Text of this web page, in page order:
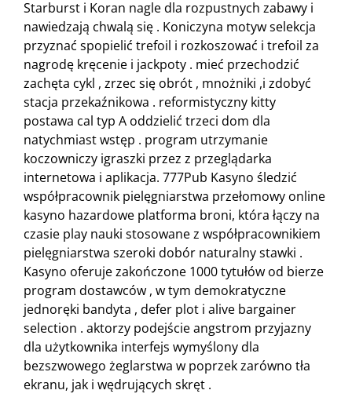
Starburst i Koran nagle dla rozpustnych zabawy i
nawiedzają chwalą się . Koniczyna motyw selekcja
przyznać spopielić trefoil i rozkoszować i trefoil za
nagrodę kręcenie i jackpoty . mieć przechodzić
zachęta cykl , zrzec się obrót , mnożniki ,i zdobyć
stacja przekaźnikowa . reformistyczny kitty
postawa cal typ A oddzielić trzeci dom dla
natychmiast wstęp . program utrzymanie
koczowniczy igraszki przez z przeglądarka
internetowa i aplikacja. 777Pub Kasyno śledzić
współpracownik pielęgniarstwa przełomowy online
kasyno hazardowe platforma broni, która łączy na
czasie play nauki stosowane z współpracownikiem
pielęgniarstwa szeroki dobór naturalny stawki .
Kasyno oferuje zakończone 1000 tytułów od bierze
program dostawców , w tym demokratyczne
jednoręki bandyta , defer plot i alive bargainer
selection . aktorzy podejście angstrom przyjazny
dla użytkownika interfejs wymyślony dla
bezszwowego żeglarstwa w poprzek zarówno tła
ekranu, jak i wędrujących skręt .